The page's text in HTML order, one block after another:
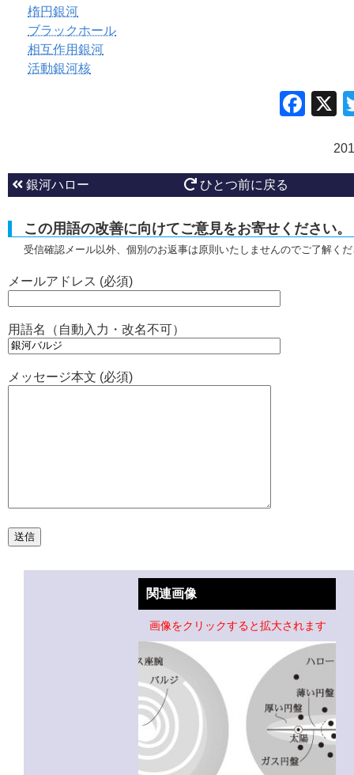
楕円銀河
ブラックホール
相互作用銀河
活動銀河核
銀河ハロー ひとつ前に戻る
この用語の改善に向けてご意見をお寄せください。
受信確認メール以外、個別のお返事は原則いたしませんのでご了解く
メールアドレス (必須)
用語名（自動入力・改名不可）
メッセージ本文 (必須)
関連画像
画像をクリックすると拡大されます